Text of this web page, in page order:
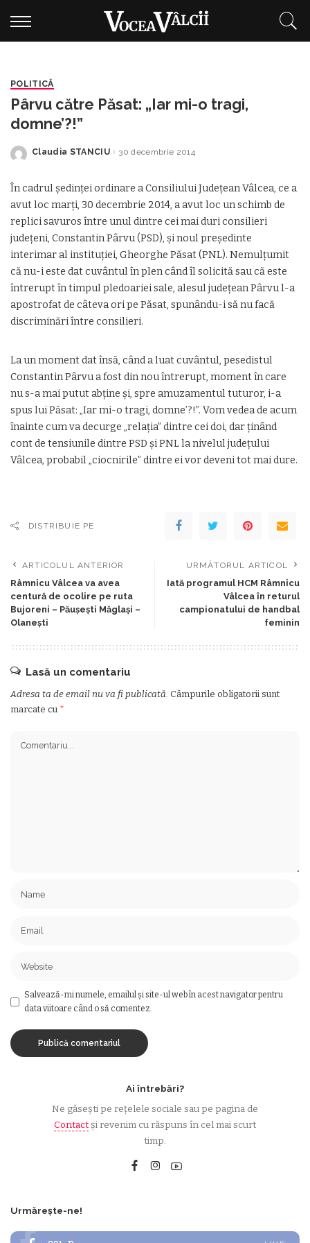
POLITICĂ
Pârvu către Păsat: „Iar mi-o tragi,
domne’?!”
Posted
Claudia STANCIU 30 decembrie 2014
În cadrul şedinţei ordinare a Consiliului Judeţean Vâlcea, ce a
avut loc marţi, 30 decembrie 2014, a avut loc un schimb de
replici savuros între unul dintre cei mai duri consilieri
judeţeni, Constantin Pârvu (PSD), şi noul preşedinte
interimar al instituţiei, Gheorghe Păsat (PNL). Nemulţumit
că nu-i este dat cuvântul în plen când îl solicită sau că este
întrerupt în timpul pledoariei sale, alesul judeţean Pârvu l-a
apostrofat de câteva ori pe Păsat, spunându-i să nu facă
discriminări între consilieri.
La un moment dat însă, când a luat cuvântul, pesedistul
Constantin Pârvu a fost din nou întrerupt, moment în care
nu s-a mai putut abţine şi, spre amuzamentul tuturor, i-a
spus lui Păsat: „Iar mi-o tragi, domne’?!”. Vom vedea de acum
înainte cum va decurge „relaţia” dintre cei doi, dar ţinând
cont de tensiunile dintre PSD şi PNL la nivelul judeţului
Vâlcea, probabil „ciocnirile” dintre ei vor deveni tot mai dure.
DISTRIBUIE PE
ARTICOLUL ANTERIOR
Râmnicu Vâlcea va avea
centură de ocolire pe ruta
Bujoreni – Păușești Măglași –
Olanești
URMĂTORUL ARTICOL
Iată programul HCM Râmnicu
Vâlcea în returul
campionatului de handbal
feminin
Lasă un comentariu
Adresa ta de email nu va fi publicată. Câmpurile obligatorii sunt
marcate cu *
Salvează-mi numele, emailul și site-ul web în acest navigator pentru
data viitoare când o să comentez.
Ai întrebări?
Ne găsești pe rețelele sociale sau pe pagina de
Contactși revenim cu răspuns în cel mai scurt
timp.
Urmărește-ne!